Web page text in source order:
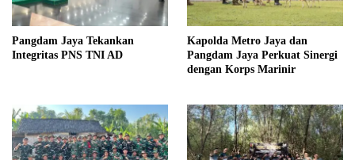
Pangdam Jaya Tekankan
Integritas PNS TNI AD
Kapolda Metro Jaya dan
Pangdam Jaya Perkuat Sinergi
dengan Korps Marinir